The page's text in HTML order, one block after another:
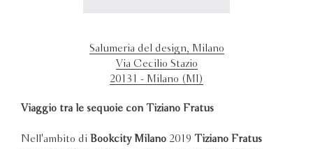
Salumeria del design, Milano
Via Cecilio Stazio
20131 - Milano (MI)
Viaggio tra le sequoie con Tiziano Fratus
Nell'ambito di Bookcity Milano 2019 Tiziano Fratus